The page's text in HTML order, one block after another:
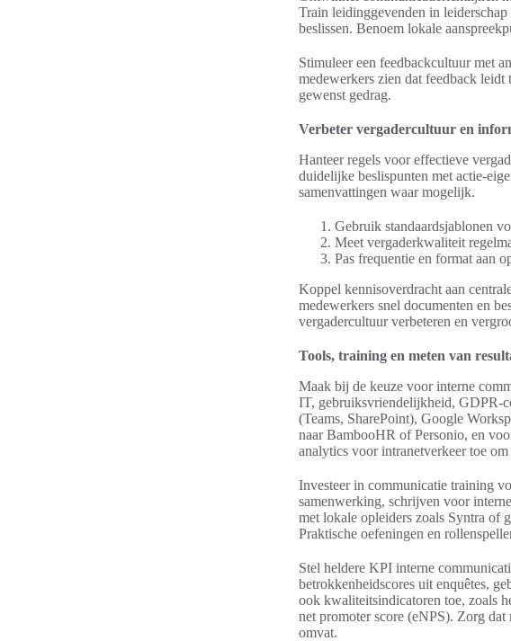
Train leidinggevenden in
beslissen. Benoem lokale
Stimuleer een feedbackcultuur met
medewerkers zien dat feedback
gewenst gedrag.
Verbeter vergadercultuur en
Hanteer regels voor effectieve
duidelijke beslispunten met actie-
samenvattingen waar mogelijk.
Gebruik standaardsjablonen
Meet vergaderkwaliteit
Pas frequentie en format aan
Koppel kennisoverdracht aan
medewerkers snel documenten en
vergadercultuur verbeteren en
Tools, training en meten van
Maak bij de keuze voor interne
IT, gebruiksvriendelijkheid, GDPR-
(Teams, SharePoint), Google
naar BambooHR of Personio, en
analytics voor intranetverkeer toe
Investeer in communicatie training
samenwerking, schrijven voor
met lokale opleiders zoals Syntra of
Praktische oefeningen en
Stel heldere KPI interne
betrokkenheidscores uit enquêtes,
ook kwaliteitsindicatoren toe, zoals
net promoter score (eNPS). Zorg
omvat.